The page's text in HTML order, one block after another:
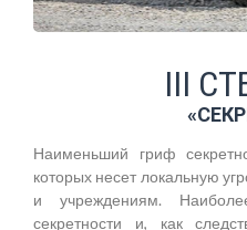
III
Наименьший гриф
которых несет локальную
и учреждениям.
секретности и, как